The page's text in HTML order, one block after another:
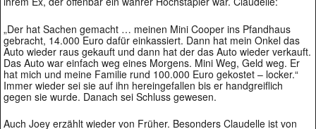
„Der hat Sachen gemacht … meinen Mini Cooper ins Pfandhaus
gebracht, 14.000 Euro dafür einkassiert. Dann hat mein Onkel das
Auto wieder raus gekauft und dann hat der das Auto wieder verkauft.
Das Auto war einfach weg eines Morgens. Mini Weg, Geld weg. Er
hat mich und meine Familie rund 100.000 Euro gekostet – locker.“
Immer wieder sei sie auf ihn hereingefallen bis er handgreiflich
gegen sie wurde. Danach sei Schluss gewesen.
Auch Joey erzählt wieder von Früher. Besonders Claudelle ist von